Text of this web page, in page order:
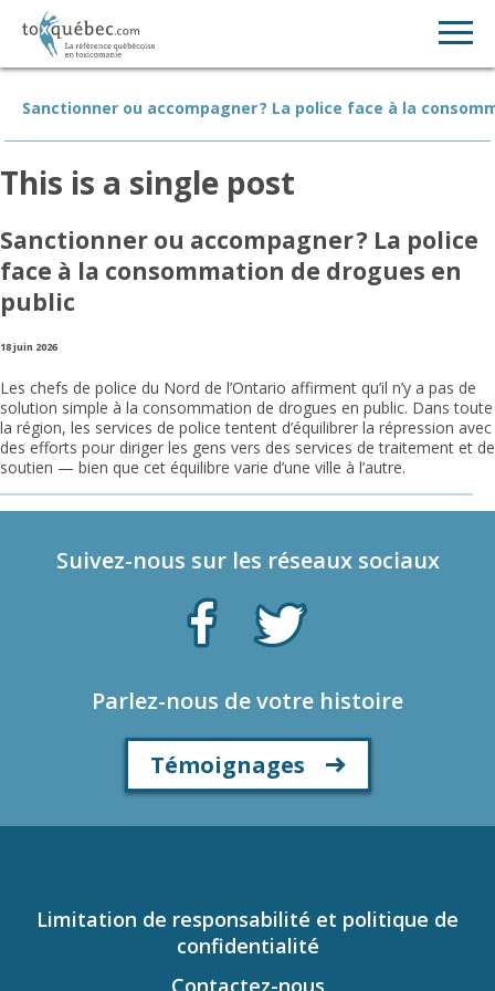
Sanctionner ou accompagner ? La police face à la
This is a single post
Sanctionner ou accompagner ? La police
face à la consommation de drogues en
public
18 juin 2026
Les chefs de police du Nord de l’Ontario affirment qu’il n’y a pas de
solution simple à la consommation de drogues en public. Dans toute
la région, les services de police tentent d’équilibrer la répression avec
des efforts pour diriger les gens vers des services de traitement et de
soutien — bien que cet équilibre varie d’une ville à l’autre.
Suivez-nous sur les réseaux sociaux
Parlez-nous de votre histoire
Témoignages
Limitation de responsabilité et politique de
confidentialité
Contactez-nous